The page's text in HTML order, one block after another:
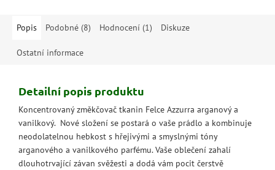
Popis Podobné (8) Hodnocení (1) Diskuze
Ostatní informace
Detailní popis produktu
Koncentrovaný změkčovač tkanin Felce Azzurra arganový a
vanilkový. Nové složení se postará o vaše prádlo a kombinuje
neodolatelnou hebkost s hřejivými a smyslnými tóny
arganového a vanilkového parfému. Vaše oblečení zahalí
dlouhotrvající závan svěžesti a dodá vám pocit čerstvě